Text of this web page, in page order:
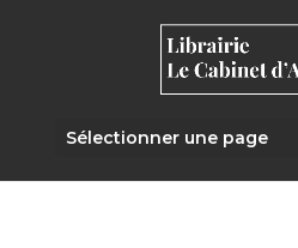
Sélectionner une page